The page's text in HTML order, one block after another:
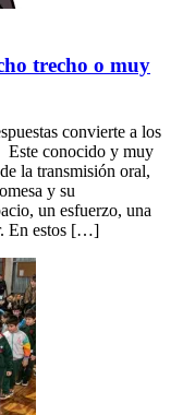
trecho o muy
convierte a los
Este conocido y muy
la transmisión oral,
y su
un esfuerzo, una
En estos […]